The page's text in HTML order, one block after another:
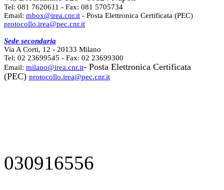
Tel: 081 7620611 - Fax: 081 5705734
Email: mbox@irea.cnr.it - Posta Elettronica Certificata (PEC)
protocollo.irea@pec.cnr.it
Sede secondaria
Via A Corti, 12 - 20133 Milano
Tel: 02 23699545 - Fax: 02 23699300
Email: milano@irea.cnr.it- Posta Elettronica Certificata
(PEC) protocollo.irea@pec.cnr.it
030916556